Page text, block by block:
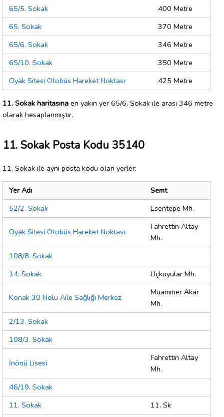
65/5. Sokak
400 Metre
65. Sokak
370 Metre
65/6. Sokak
346 Metre
65/10. Sokak
350 Metre
Oyak Sitesi Otobüs Hareket Noktası
425 Metre
11. Sokak haritasına en yakın yer 65/6. Sokak ile arası 346 metre
olarak hesaplanmıştır.
11. Sokak Posta Kodu 35140
11. Sokak ile aynı posta kodu olan yerler:
Yer Adı
Semt
52/2. Sokak
Esentepe Mh.
Oyak Sitesi Otobüs Hareket Noktası
Fahrettin Altay
Mh.
108/8. Sokak
14. Sokak
Üçkuyular Mh.
Konak 30 Nolu Aile Sağlığı Merkez
Muammer Akar
Mh.
2/13. Sokak
108/3. Sokak
İnönü Lisesi
Fahrettin Altay
Mh.
46/19. Sokak
11. Sokak
11. Sk